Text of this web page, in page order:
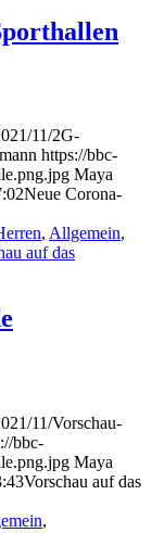
11/2G-
https://bbc-
Maya
Neue Corona-
, Allgemein,
auf das
11/Vorschau-
bbc-
Maya
Vorschau auf das
,